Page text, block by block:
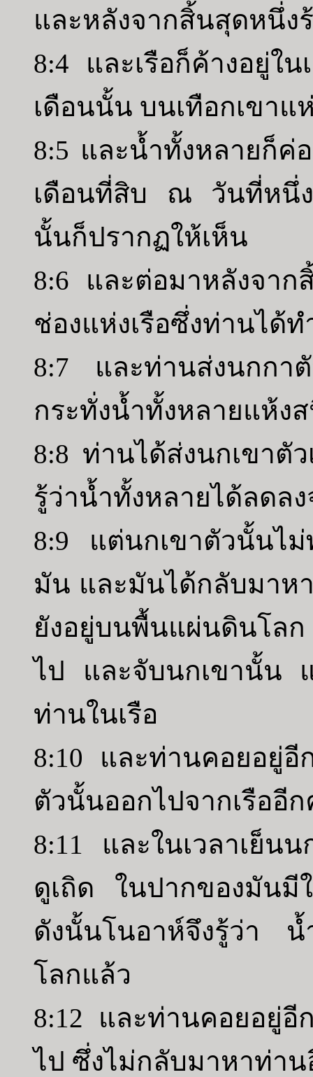
และหลังจากสิ้นสุดหนึ่
8:4 และเรือก็ค้างอยู่ใ
เดือนนั้น บนเทือกเขาแ
8:5 และน้ำทั้งหลายก็ค่
เดือนที่สิบ ณ วันที่หนึ่ง
นั้นก็ปรากฏให้เห็น
8:6 และต่อมาหลังจา
ช่องแห่งเรือซึ่งท่านได้
8:7 และท่านส่งนกกา
กระทั่งน้ำทั้งหลายแห้ง
8:8 ท่านได้ส่งนกเขาตั
รู้ว่าน้ำทั้งหลายได้ลดล
8:9 แต่นกเขาตัวนั้นไม่
มัน และมันได้กลับมาห
ยังอยู่บนพื้นแผ่นดินโล
ไป และจับนกเขานั้น แ
ท่านในเรือ
8:10 และท่านคอยอยู่อี
ตัวนั้นออกไปจากเรืออี
8:11 และในเวลาเย็น
ดูเถิด ในปากของมันมี
ดังนั้นโนอาห์จึงรู้ว่า น้
โลกแล้ว
8:12 และท่านคอยอยู่อี
ไป ซึ่งไม่กลับมาหาท่าน